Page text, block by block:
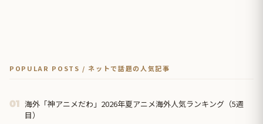
POPULAR POSTS / ネットで話題の人気記事
01 海外「神アニメだわ」2026年夏アニメ海外人気ランキング（5週
目）